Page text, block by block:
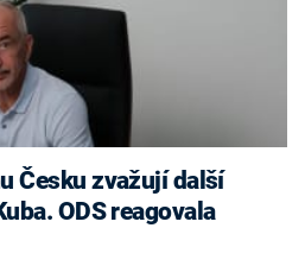
ODS reagovala